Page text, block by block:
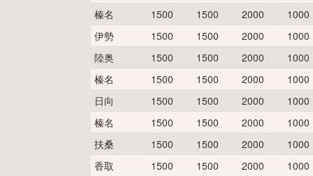
榛名
1500 1500 2000
1000
伊勢
1500 1500 2000
1000
陸奥
1500 1500 2000
1000
榛名
1500 1500 2000
1000
日向
1500 1500 2000
1000
榛名
1500 1500 2000
1000
扶桑
1500 1500 2000
1000
香取
1500 1500 2000
1000